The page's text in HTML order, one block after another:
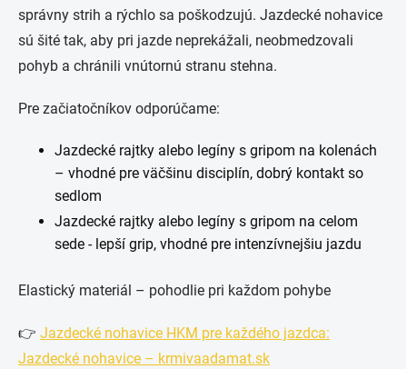
správny strih a rýchlo sa poškodzujú. Jazdecké nohavice
sú šité tak, aby pri jazde neprekážali, neobmedzovali
pohyb a chránili vnútornú stranu stehna.
Pre začiatočníkov odporúčame:
Jazdecké rajtky alebo legíny s gripom na kolenách
– vhodné pre väčšinu disciplín, dobrý kontakt so
sedlom
Jazdecké rajtky alebo legíny s gripom na celom
sede - lepší grip, vhodné pre intenzívnejšiu jazdu
Elastický materiál – pohodlie pri každom pohybe
👉 Jazdecké nohavice HKM pre každého jazdca:
Jazdecké nohavice – krmivaadamat.sk